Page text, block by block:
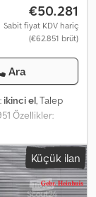
€50.281
Sabit fiyat KDV hariç
(€62.851 brüt)
Ara
ikinci el, Talep
Özellikler:
1887 motor
2 adet
gibi
Kontrol yılı: Evet
Küçük ilan